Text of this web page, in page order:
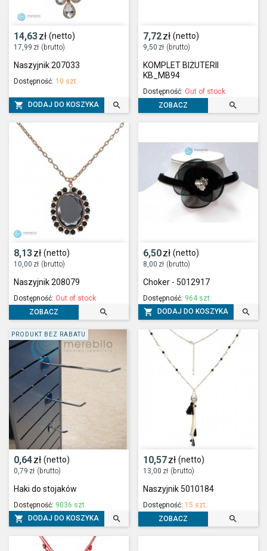
14,63zł (netto)
17,99 zł (brutto)
Naszyjnik 207033
Dostępność: 10 szt.
 DODAJ DO KOSZYKA 
7,72zł (netto)
9,50 zł (brutto)
KOMPLET BIŻUTERII
KB_MB94
Dostępność: Out of stock
ZOBACZ

8,13zł (netto)
10,00 zł (brutto)
Naszyjnik 208079
Dostępność: Out of stock
ZOBACZ

6,50zł (netto)
8,00 zł (brutto)
Choker - 5012917
Dostępność: 964 szt.
 DODAJ DO KOSZYKA 
0,64zł (netto)
0,79 zł (brutto)
Haki do stojaków
Dostępność: 9036 szt.
 DODAJ DO KOSZYKA 
PRODUKT BEZ RABATU
10,57zł (netto)
13,00 zł (brutto)
Naszyjnik 5010184
Dostępność: 15 szt.
ZOBACZ
